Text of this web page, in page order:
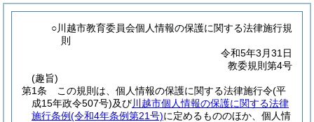
○川越市教育委員会個人情報の保護に関する法律施行規
則
令和5年3月31日
教委規則第4号
(趣旨)
第1条
この規則は、個人情報の保護に関する法律施行令(平
成15年政令507号)及び川越市個人情報の保護に関する法律
施行条例(令和4年条例第21号)に定めるもののほか、個人情